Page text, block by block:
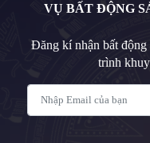
VỤ BẤT ĐỘNG
Đăng kí nhận bất
trình